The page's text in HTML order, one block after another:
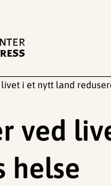
i et nytt land
ved
helse